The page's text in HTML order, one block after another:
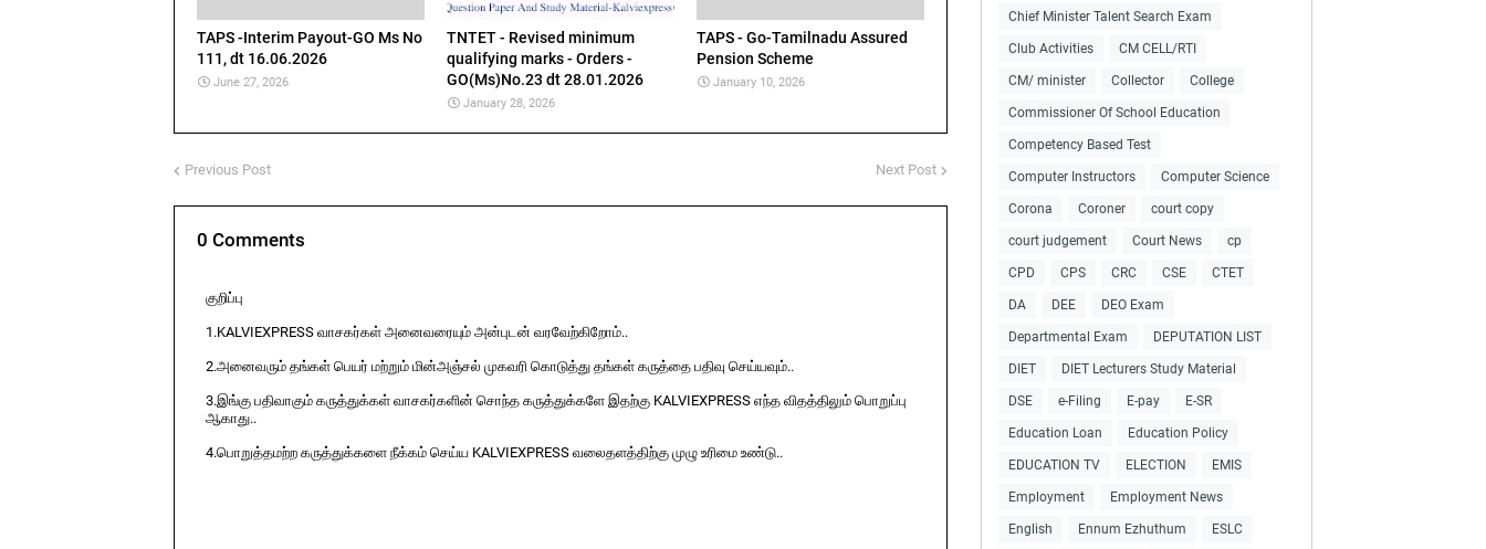
TAPS -Interim Payout-GO Ms No
111, dt 16.06.2026
June 27, 2026
TNTET - Revised minimum
qualifying marks - Orders -
GO(Ms)No.23 dt 28.01.2026
January 28, 2026
TAPS - Go-Tamilnadu Assured
Pension Scheme
January 10, 2026
Previous Post Next Post
0 Comments
குறிப்பு
1.KALVIEXPRESS வாசகர்கள் அனைவரையும் அன்புடன் வரவேற்கிறோம்..
2.அனைவரும் தங்கள் பெயர் மற்றும் மின்அஞ்சல் முகவரி கொடுத்து தங்கள் கருத்தை பதிவு செய்யவும்..
3.இங்கு பதிவாகும் கருத்துக்கள் வாசகர்களின் சொந்த கருத்துக்களே இதற்கு KALVIEXPRESS எந்த விதத்திலும் பொறுப்பு
ஆகாது..
4.பொறுத்தமற்ற கருத்துக்களை நீக்கம் செய்ய KALVIEXPRESS வலைதளத்திற்கு முழு உரிமை உண்டு..
Chief Minister Talent Search Exam
Club Activities CM CELL/RTI
CM/ minister Collector College
Commissioner Of School Education
Competency Based Test
Computer Instructors Computer Science
Corona Coroner court copy
court judgement Court News cp
CPD CPS CRC CSE CTET
DA DEE DEO Exam
Departmental Exam DEPUTATION LIST
DIET DIET Lecturers Study Material
DSE e-Filing E-pay E-SR
Education Loan Education Policy
EDUCATION TV ELECTION EMIS
Employment Employment News
English Ennum Ezhuthum ESLC